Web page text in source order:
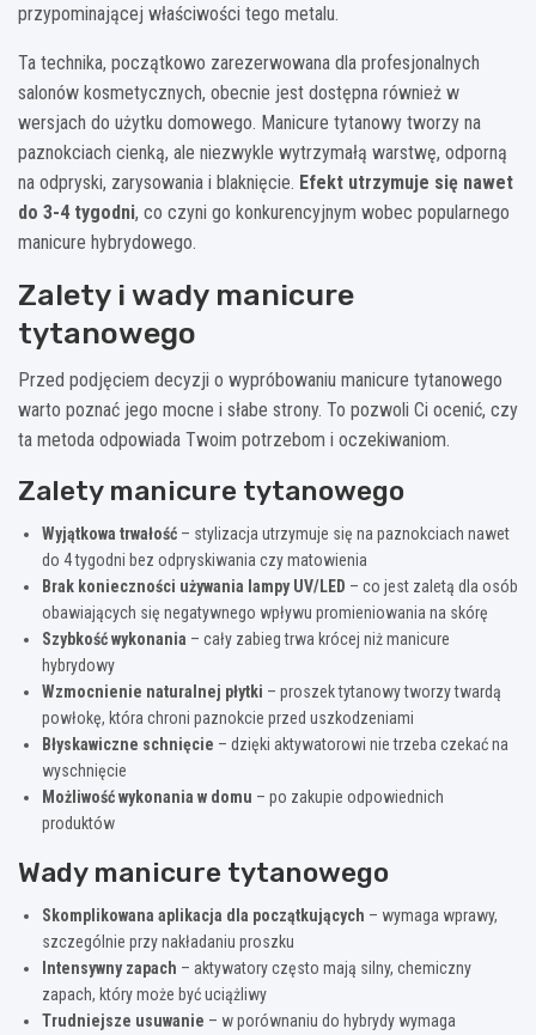
przypominającej właściwości tego metalu.
Ta technika, początkowo zarezerwowana dla profesjonalnych
salonów kosmetycznych, obecnie jest dostępna również w
wersjach do użytku domowego. Manicure tytanowy tworzy na
paznokciach cienką, ale niezwykle wytrzymałą warstwę, odporną
na odpryski, zarysowania i blaknięcie. Efekt utrzymuje się nawet
do 3-4 tygodni, co czyni go konkurencyjnym wobec popularnego
manicure hybrydowego.
Zalety i wady manicure
tytanowego
Przed podjęciem decyzji o wypróbowaniu manicure tytanowego
warto poznać jego mocne i słabe strony. To pozwoli Ci ocenić, czy
ta metoda odpowiada Twoim potrzebom i oczekiwaniom.
Zalety manicure tytanowego
Wyjątkowa trwałość – stylizacja utrzymuje się na paznokciach nawet
do 4 tygodni bez odpryskiwania czy matowienia
Brak konieczności używania lampy UV/LED – co jest zaletą dla osób
obawiających się negatywnego wpływu promieniowania na skórę
Szybkość wykonania – cały zabieg trwa krócej niż manicure
hybrydowy
Wzmocnienie naturalnej płytki – proszek tytanowy tworzy twardą
powłokę, która chroni paznokcie przed uszkodzeniami
Błyskawiczne schnięcie – dzięki aktywatorowi nie trzeba czekać na
wyschnięcie
Możliwość wykonania w domu – po zakupie odpowiednich
produktów
Wady manicure tytanowego
Skomplikowana aplikacja dla początkujących – wymaga wprawy,
szczególnie przy nakładaniu proszku
Intensywny zapach – aktywatory często mają silny, chemiczny
zapach, który może być uciążliwy
Trudniejsze usuwanie – w porównaniu do hybrydy wymaga